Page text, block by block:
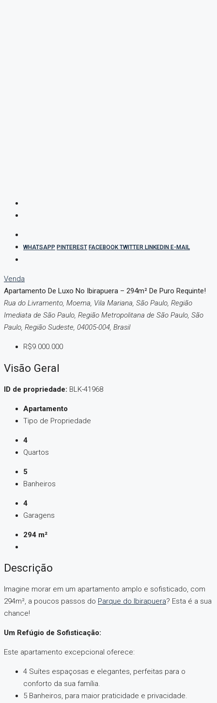
WHATSAPP PINTEREST FACEBOOKTWITTER LINKEDIN E-MAIL
Venda
Apartamento De Luxo No Ibirapuera – 294m² De Puro Requinte!
Rua do Livramento, Moema, Vila Mariana, São Paulo, Região
Imediata de São Paulo, Região Metropolitana de São Paulo, São
Paulo, Região Sudeste, 04005-004, Brasil
R$9.000.000
Visão Geral
ID de propriedade: BLK-41968
Apartamento
Tipo de Propriedade
4
Quartos
5
Banheiros
4
Garagens
294 m²
Descrição
Imagine morar em um apartamento amplo e sofisticado, com
294m², a poucos passos do Parque do Ibirapuera? Esta é a sua
chance!
Um Refúgio de Sofisticação:
Este apartamento excepcional oferece:
4 Suítes espaçosas e elegantes, perfeitas para o
conforto da sua família.
5 Banheiros, para maior praticidade e privacidade.